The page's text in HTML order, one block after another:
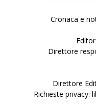
Cronaca e
Direttore
Direttore
Richieste privacy: